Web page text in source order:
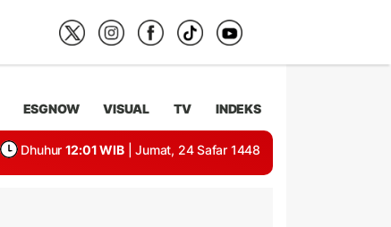
ESGNOW VISUAL TV INDEKS
Dhuhur 12:01 WIB | Jumat, 24 Safar 1448